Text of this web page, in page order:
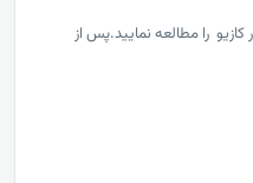
را مطالعه نمایید.پس از